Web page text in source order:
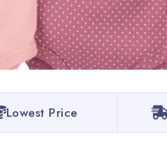
Lowest Price